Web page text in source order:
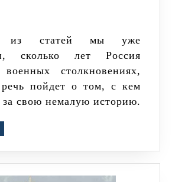
Россия?
29.01.2020
сколько лет Россия
столкновениях,
речь пойдет о том, с кем
за свою немалую историю.